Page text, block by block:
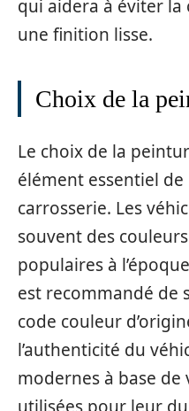
qui aidera à éviter
une finition lisse.
Choix de la
Le choix de la
élément essentiel
carrosserie. Les
souvent des
populaires à
est recommandé de
code couleur
l’authenticité du
modernes à base